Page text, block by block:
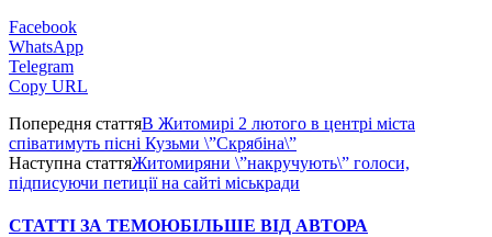
Facebook
WhatsApp
Telegram
Copy URL
Попередня статтяВ Житомирі 2 лютого в центрі міста
співатимуть пісні Кузьми \”Скрябіна\”
Наступна статтяЖитомиряни \”накручують\” голоси,
підписуючи петиції на сайті міськради
СТАТТІ ЗА ТЕМОЮБІЛЬШЕ ВІД АВТОРА